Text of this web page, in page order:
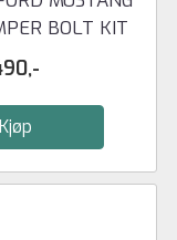
BOLT KIT
Kjøp